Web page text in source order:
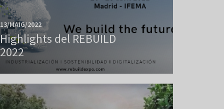
13/MAIG/2022
Highlights del REBUILD
2022